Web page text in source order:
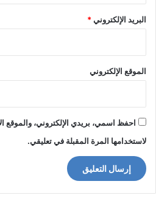
البريد الإلكتروني*
الموقع الإلكتروني
احفظ اسمي، بريدي الإلكتروني، والموقع
لاستخدامها المرة المقبلة في تعليقي.